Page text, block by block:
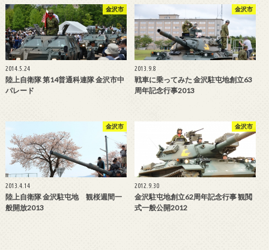
金沢市
2014.5.24
陸上自衛隊 第14普通科連隊 金沢市中
パレード
金沢市
2013.9.8
戦車に乗ってみた 金沢駐屯地創立63
周年記念行事2013
金沢市
2013.4.14
陸上自衛隊 金沢駐屯地 観桜週間一
般開放2013
金沢市
2012.9.30
金沢駐屯地創立62周年記念行事 観閲
式一般公開2012